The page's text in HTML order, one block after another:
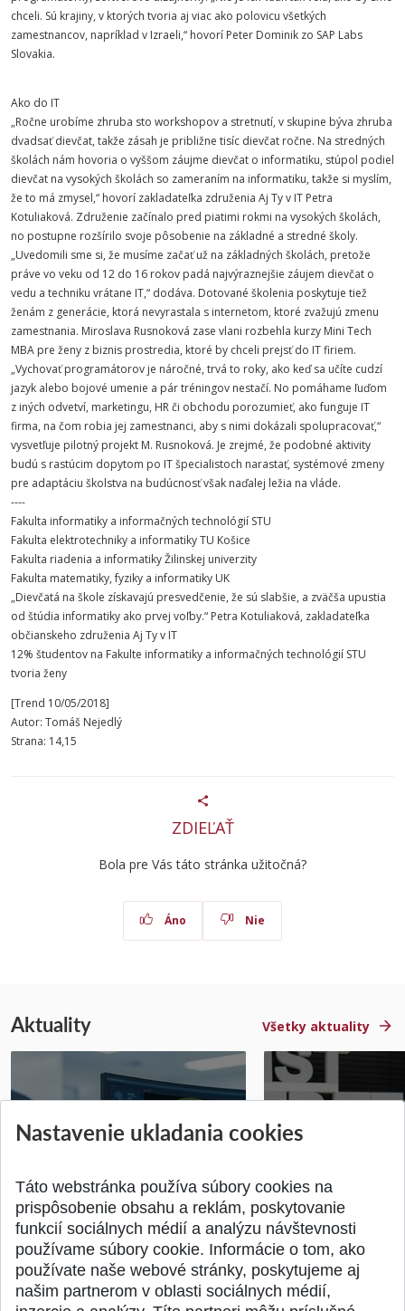
chceli. Sú krajiny, v ktorých tvoria aj viac ako polovicu všetkých
zamestnancov, napríklad v Izraeli,“ hovorí Peter Dominik zo SAP Labs
Slovakia.
Ako do IT
„Ročne urobíme zhruba sto workshopov a stretnutí, v skupine býva zhruba
dvadsať dievčat, takže zásah je približne tisíc dievčat ročne. Na stredných
školách nám hovoria o vyššom záujme dievčat o informatiku, stúpol podiel
dievčat na vysokých školách so zameraním na informatiku, takže si myslím,
že to má zmysel,“ hovorí zakladateľka združenia Aj Ty v IT Petra
Kotuliaková. Združenie začínalo pred piatimi rokmi na vysokých školách,
no postupne rozšírilo svoje pôsobenie na základné a stredné školy.
„Uvedomili sme si, že musíme začať už na základných školách, pretože
práve vo veku od 12 do 16 rokov padá najvýraznejšie záujem dievčat o
vedu a techniku vrátane IT,“ dodáva. Dotované školenia poskytuje tiež
ženám z generácie, ktorá nevyrastala s internetom, ktoré zvažujú zmenu
zamestnania. Miroslava Rusnoková zase vlani rozbehla kurzy Mini Tech
MBA pre ženy z biznis prostredia, ktoré by chceli prejsť do IT firiem.
„Vychovať programátorov je náročné, trvá to roky, ako keď sa učíte cudzí
jazyk alebo bojové umenie a pár tréningov nestačí. No pomáhame ľuďom
z iných odvetví, marketingu, HR či obchodu porozumieť, ako funguje IT
firma, na čom robia jej zamestnanci, aby s nimi dokázali spolupracovať,“
vysvetľuje pilotný projekt M. Rusnoková. Je zrejmé, že podobné aktivity
budú s rastúcim dopytom po IT špecialistoch narastať, systémové zmeny
pre adaptáciu školstva na budúcnosť však naďalej ležia na vláde.
----
Fakulta informatiky a informačných technológií STU
Fakulta elektrotechniky a informatiky TU Košice
Fakulta riadenia a informatiky Žilinskej univerzity
Fakulta matematiky, fyziky a informatiky UK
„Dievčatá na škole získavajú presvedčenie, že sú slabšie, a zväčša upustia
od štúdia informatiky ako prvej voľby.“ Petra Kotuliaková, zakladateľka
občianskeho združenia Aj Ty v IT
12% študentov na Fakulte informatiky a informačných technológií STU
tvoria ženy
[Trend 10/05/2018]
Autor: Tomáš Nejedlý
Strana: 14,15
ZDIEĽAŤ
Bola pre Vás táto stránka užitočná?
Áno Nie
Aktuality Všetky aktuality
Europe na posilnenie
Študentský tím z
jediný zastupoval
Nastavenie ukladania cookies
Táto webstránka používa súbory cookies na
prispôsobenie obsahu a reklám, poskytovanie
funkcií sociálnych médií a analýzu návštevnosti
používame súbory cookie. Informácie o tom, ako
používate naše webové stránky, poskytujeme aj
našim partnerom v oblasti sociálnych médií,